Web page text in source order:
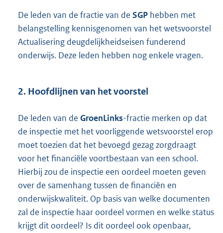
De leden van de fractie van de SGP hebben met
belangstelling kennisgenomen van het wetsvoorstel
Actualisering deugdelijkheidseisen funderend
onderwijs. Deze leden hebben nog enkele vragen.
2. Hoofdlijnen van het voorstel
De leden van de GroenLinks-fractie merken op dat
de inspectie met het voorliggende wetsvoorstel erop
moet toezien dat het bevoegd gezag zorgdraagt
voor het financiële voortbestaan van een school.
Hierbij zou de inspectie een oordeel moeten geven
over de samenhang tussen de financiën en
onderwijskwaliteit. Op basis van welke documenten
zal de inspectie haar oordeel vormen en welke status
krijgt dit oordeel? Is dit oordeel ook openbaar,